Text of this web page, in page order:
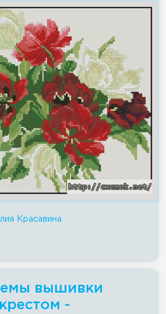
Красавина
вышивки
-